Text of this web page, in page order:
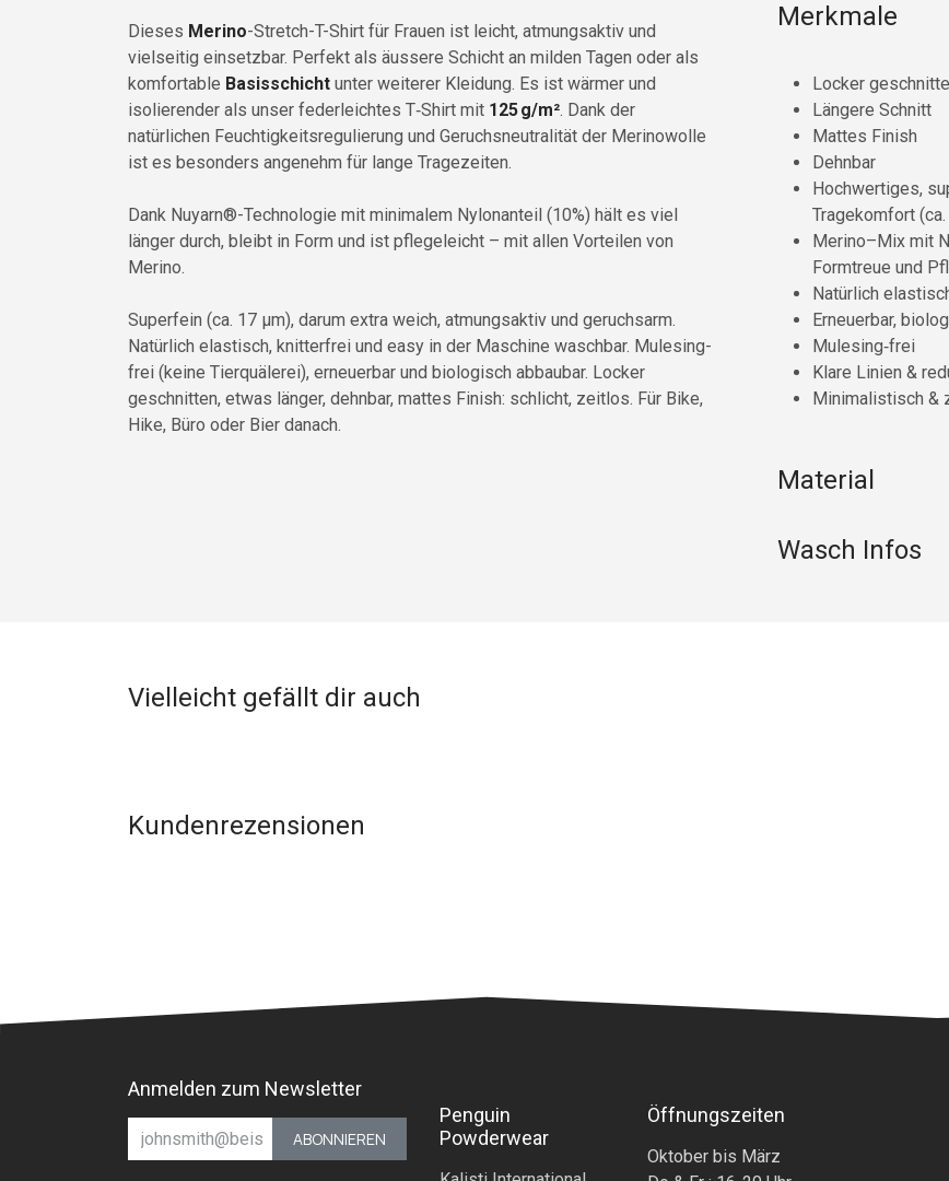
Dieses Merino-Stretch-T-Shirt für Frauen ist leicht, atmungsaktiv und
vielseitig einsetzbar. Perfekt als äussere Schicht an milden Tagen oder als
komfortable Basisschicht unter weiterer Kleidung. Es ist wärmer und
isolierender als unser federleichtes T‑Shirt mit 125 g/m². Dank der
natürlichen Feuchtigkeitsregulierung und Geruchsneutralität der Merinowolle
ist es besonders angenehm für lange Tragezeiten.
Dank Nuyarn®-Technologie mit minimalem Nylonanteil (10%) hält es viel
länger durch, bleibt in Form und ist pflegeleicht – mit allen Vorteilen von
Merino.
Superfein (ca. 17 µm), darum extra weich, atmungsaktiv und geruchsarm.
Natürlich elastisch, knitterfrei und easy in der Maschine waschbar. Mulesing-
frei (keine Tierquälerei), erneuerbar und biologisch abbaubar. Locker
geschnitten, etwas länger, dehnbar, mattes Finish: schlicht, zeitlos. Für Bike,
Hike, Büro oder Bier danach.
Merkmale
Locker
Längere Schnitt
Mattes Finish
Dehnbar
Hochwertiges,
Tragekomfort (ca.
Merino–Mix mit
Formtreue und
Natürlich
Erneuerbar,
Mulesing‑frei
Klare Linien &
Minimalistisch &
Material
Wasch Infos
Vielleicht gefällt dir auch
Kundenrezensionen
Anmelden zum Newsletter
ABONNIEREN
Penguin
Powderwear
Öffnungszeiten
Oktober bis März